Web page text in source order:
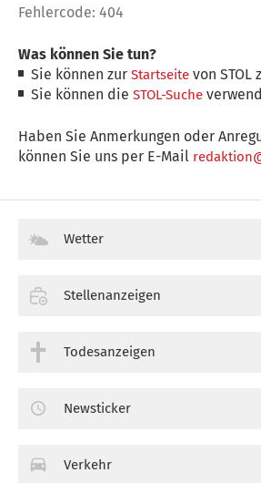
Fehlercode: 404
Was können Sie tun?
Sie können zurStartseite von STOL
Sie können dieSTOL-Suche
Haben Sie Anmerkungen oder
können Sie uns per E-Mail
Wetter
Stellenanzeigen
Todesanzeigen
Newsticker
Verkehr